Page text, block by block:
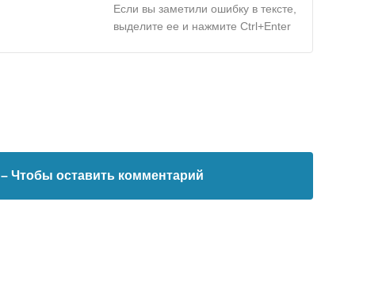
Если вы заметили ошибку в тексте,
выделите ее и нажмите Ctrl+Enter
– Чтобы оставить комментарий